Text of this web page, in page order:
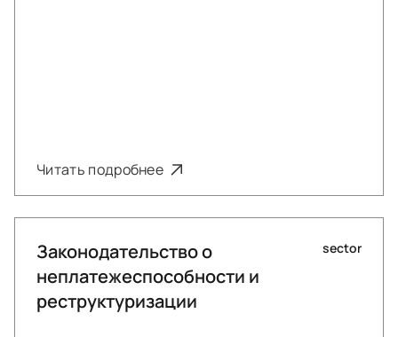
Читать подробнее
Законодательство о
неплатежеспособности и
реструктуризации
sector